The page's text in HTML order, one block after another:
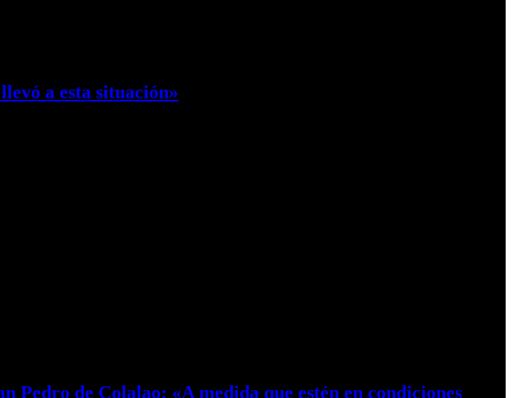
a esta situación»
Pedro de Colalao: «A medida que estén en condiciones